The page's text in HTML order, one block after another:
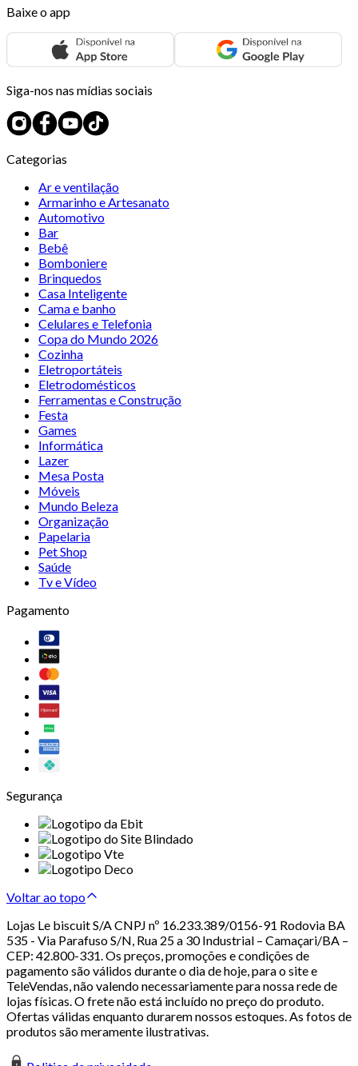
Baixe o app
Siga-nos nas mídias sociais
Categorias
Ar e ventilação
Armarinho e Artesanato
Automotivo
Bar
Bebê
Bomboniere
Brinquedos
Casa Inteligente
Cama e banho
Celulares e Telefonia
Copa do Mundo 2026
Cozinha
Eletroportáteis
Eletrodomésticos
Ferramentas e Construção
Festa
Games
Informática
Lazer
Mesa Posta
Móveis
Mundo Beleza
Organização
Papelaria
Pet Shop
Saúde
Tv e Vídeo
Pagamento
Segurança
Voltar ao topo
Lojas Le biscuit S/A CNPJ nº 16.233.389/0156-91 Rodovia BA
535 - Via Parafuso S/N, Rua 25 a 30 Industrial – Camaçari/BA –
CEP: 42.800-331. Os preços, promoções e condições de
pagamento são válidos durante o dia de hoje, para o site e
TeleVendas, não valendo necessariamente para nossa rede de
lojas físicas. O frete não está incluído no preço do produto.
Ofertas válidas enquanto durarem nossos estoques. As fotos de
produtos são meramente ilustrativas.